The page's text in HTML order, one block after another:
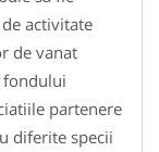
activitate
de vanat
fondului
partenere
diferite specii